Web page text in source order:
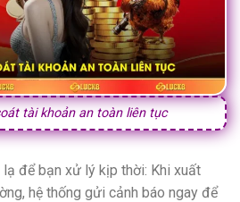
tài khoản an toàn liên tục
để bạn xử lý kịp thời: Khi xuất
hệ thống gửi cảnh báo ngay để